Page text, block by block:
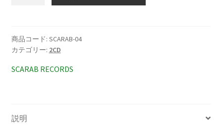
ー
ク
ウ
ナ
商品コード: SCARAB-04
カテゴリー: 2CD
SCARAB RECORDS
説明